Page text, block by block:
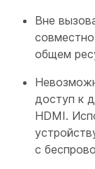
Вне
общем
доступ к
HDMI.
с